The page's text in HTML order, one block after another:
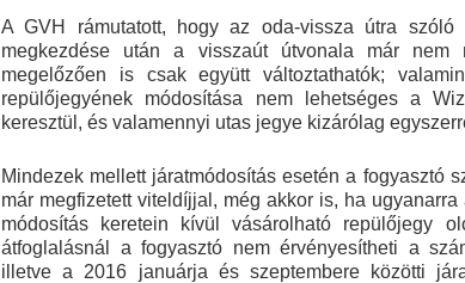
A GVH rámutatott, hogy az oda-vissza útra szóló
megkezdése után a visszaút útvonala már nem
megelőzően is csak együtt változtathatók;
repülőjegyének módosítása nem lehetséges a
keresztül, és valamennyi utas jegye kizárólag
Mindezek mellett járatmódosítás esetén a fogyasztó
már megfizetett viteldíjjal, még akkor is, ha
módosítás keretein kívül vásárolható repülőjegy
átfoglalásnál a fogyasztó nem érvényesítheti a
illetve a 2016 januárja és szeptembere közötti